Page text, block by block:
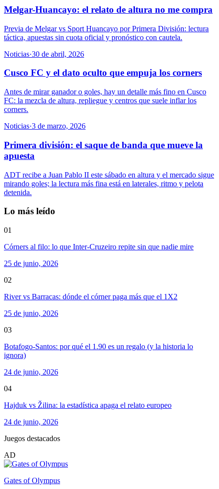
Melgar-Huancayo: el relato de altura no me compra
Previa de Melgar vs Sport Huancayo por Primera División: lectura
táctica, apuestas sin cuota oficial y pronóstico con cautela.
Noticias·30 de abril, 2026
Cusco FC y el dato oculto que empuja los corners
Antes de mirar ganador o goles, hay un detalle más fino en Cusco
FC: la mezcla de altura, repliegue y centros que suele inflar los
corners.
Noticias·3 de marzo, 2026
Primera división: el saque de banda que mueve la
apuesta
ADT recibe a Juan Pablo II este sábado en altura y el mercado sigue
mirando goles; la lectura más fina está en laterales, ritmo y pelota
detenida.
Lo más leído
01
Córners al filo: lo que Inter-Cruzeiro repite sin que nadie mire
25 de junio, 2026
02
River vs Barracas: dónde el córner paga más que el 1X2
25 de junio, 2026
03
Botafogo-Santos: por qué el 1.90 es un regalo (y la historia lo
ignora)
24 de junio, 2026
04
Hajduk vs Žilina: la estadística apaga el relato europeo
24 de junio, 2026
Juegos destacados
AD
Gates of Olympus